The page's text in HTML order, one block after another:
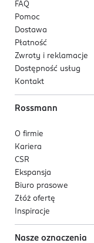
FAQ
Pomoc
Dostawa
Płatność
Zwroty i reklamacje
Dostępność usług
Kontakt
Rossmann
O firmie
Kariera
CSR
Ekspansja
Biuro prasowe
Złóż ofertę
Inspiracje
Nasze oznaczenia